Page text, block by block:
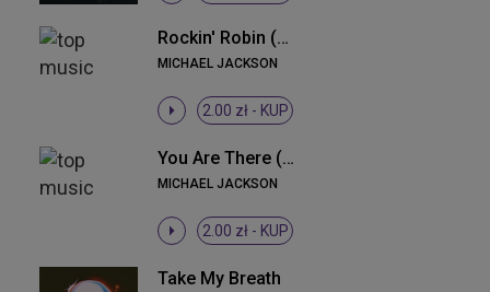
Rockin' Robin (Chorus)
MICHAEL JACKSON
2.00 zł - KUP
You Are There (Chorus)
MICHAEL JACKSON
2.00 zł - KUP
Take My Breath